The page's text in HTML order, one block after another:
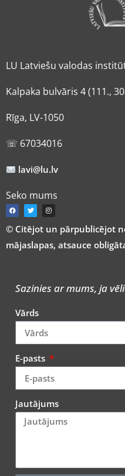
LU Latviešu valodas
Kalpaka bulvāris 4 (111.,
Rīga, LV-1050
☏ 67034016
lavi@lu.lv
Seko mums
© Citējot un pārpublicējot
mājaslapas, atsauce
Sazinies ar mums, ja
Vārds
E-pasts
Jautājums